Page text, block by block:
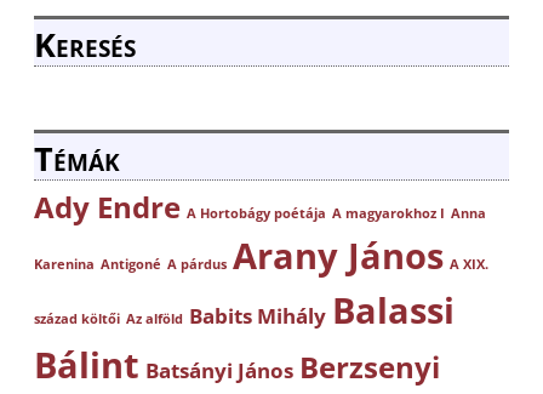
Keresés
Témák
Ady Endre A Hortobágy poétája A magyarokhoz I Anna
Karenina Antigoné A párdus Arany János A XIX.
század költői Az alföld Babits Mihály Balassi
Bálint Batsányi János Berzsenyi